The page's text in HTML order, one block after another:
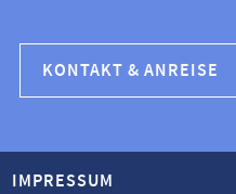
KONTAKT & ANREISE
IMPRESSUM